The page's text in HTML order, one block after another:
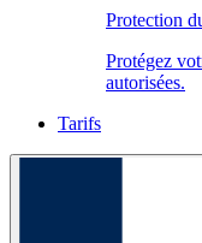
Protection
Protégez
autorisées.
Tarifs